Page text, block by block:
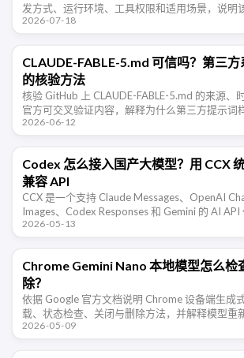
发方式、运行环境、工具权限和适用场景，说明
2026-07-18
CLAUDE-FABLE-5.md 可信吗？第三
的核验方法
核验 GitHub 上 CLAUDE-FABLE-5.md 的来源、
官方可交叉验证内容，解释为什么第三方提示词
Anthropic 生产系统。
2026-06-12
Codex 怎么接入国产大模型？用 CCX
兼容 API
CCX 是一个支持 Claude Messages、OpenAI
Images、Codex Responses 和 Gemini 的 AI
关。本文整理 …
2026-05-13
Chrome Gemini Nano 本地模型怎么检
除？
依据 Google 官方文档说明 Chrome 设备端生成
载、状态检查、关闭与删除方法，并解释模型重
2026-05-09